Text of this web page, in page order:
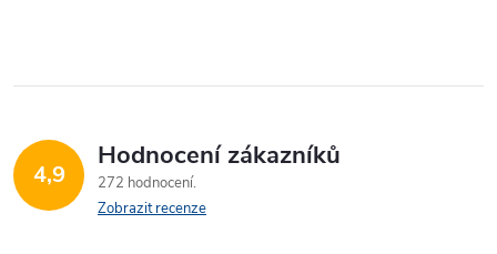
4,9
Hodnocení zákazníků
272 hodnocení
Zobrazit recenze